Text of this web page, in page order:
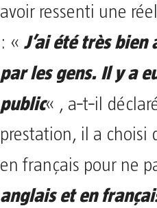
avoir ressenti une
: « J’ai été très
par les gens. Il y a
public« , a‑t‑il
prestation, il a choisi
en français pour ne
anglais et en